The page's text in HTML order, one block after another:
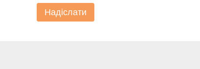
Надіслати